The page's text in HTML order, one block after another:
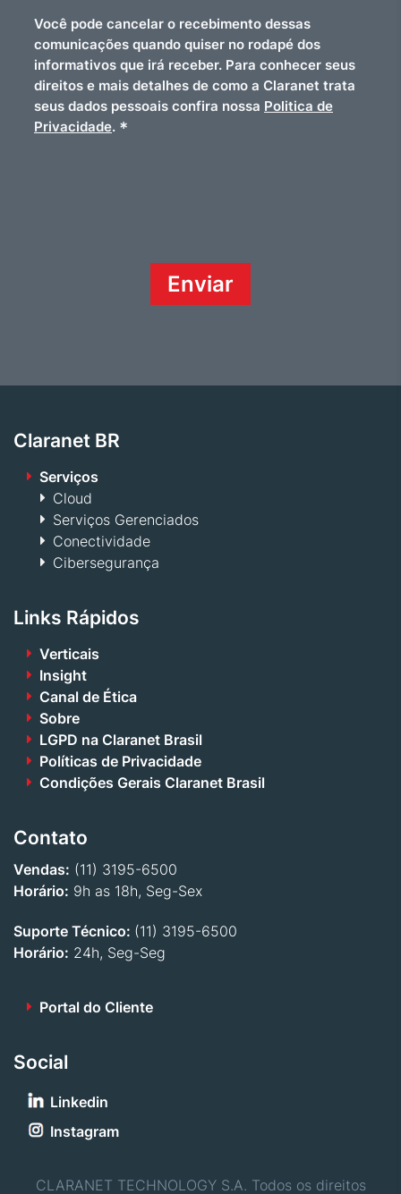
Você pode cancelar o recebimento dessas
comunicações quando quiser no rodapé dos
informativos que irá receber. Para conhecer seus
direitos e mais detalhes de como a Claranet trata
seus dados pessoais confira nossa Politica de
Privacidade. *
Claranet BR
Serviços
Cloud
Serviços Gerenciados
Conectividade
Cibersegurança
Links Rápidos
Verticais
Insight
Canal de Ética
Sobre
LGPD na Claranet Brasil
Políticas de Privacidade
Condições Gerais Claranet Brasil
Contato
Vendas: (11) 3195-6500
Horário: 9h as 18h, Seg-Sex
Suporte Técnico: (11) 3195-6500
Horário: 24h, Seg-Seg
Portal do Cliente
Social
Linkedin
Instagram
CLARANET TECHNOLOGY S.A. Todos os direitos